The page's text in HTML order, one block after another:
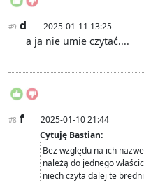
#9 d 2025-01-11 13:25
a ja nie umie czytać....
#8 f
2025-01-10 21:44
Cytuję Bastian:
Bez względu na ich
należą do jednego
niech czyta dalej te